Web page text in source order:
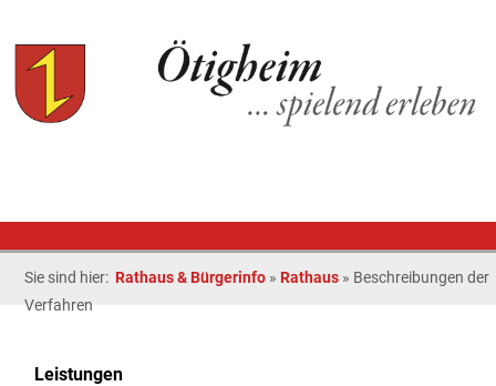
Sie sind hier: Rathaus & Bürgerinfo » Rathaus » Beschreibungen der
Verfahren
Leistungen